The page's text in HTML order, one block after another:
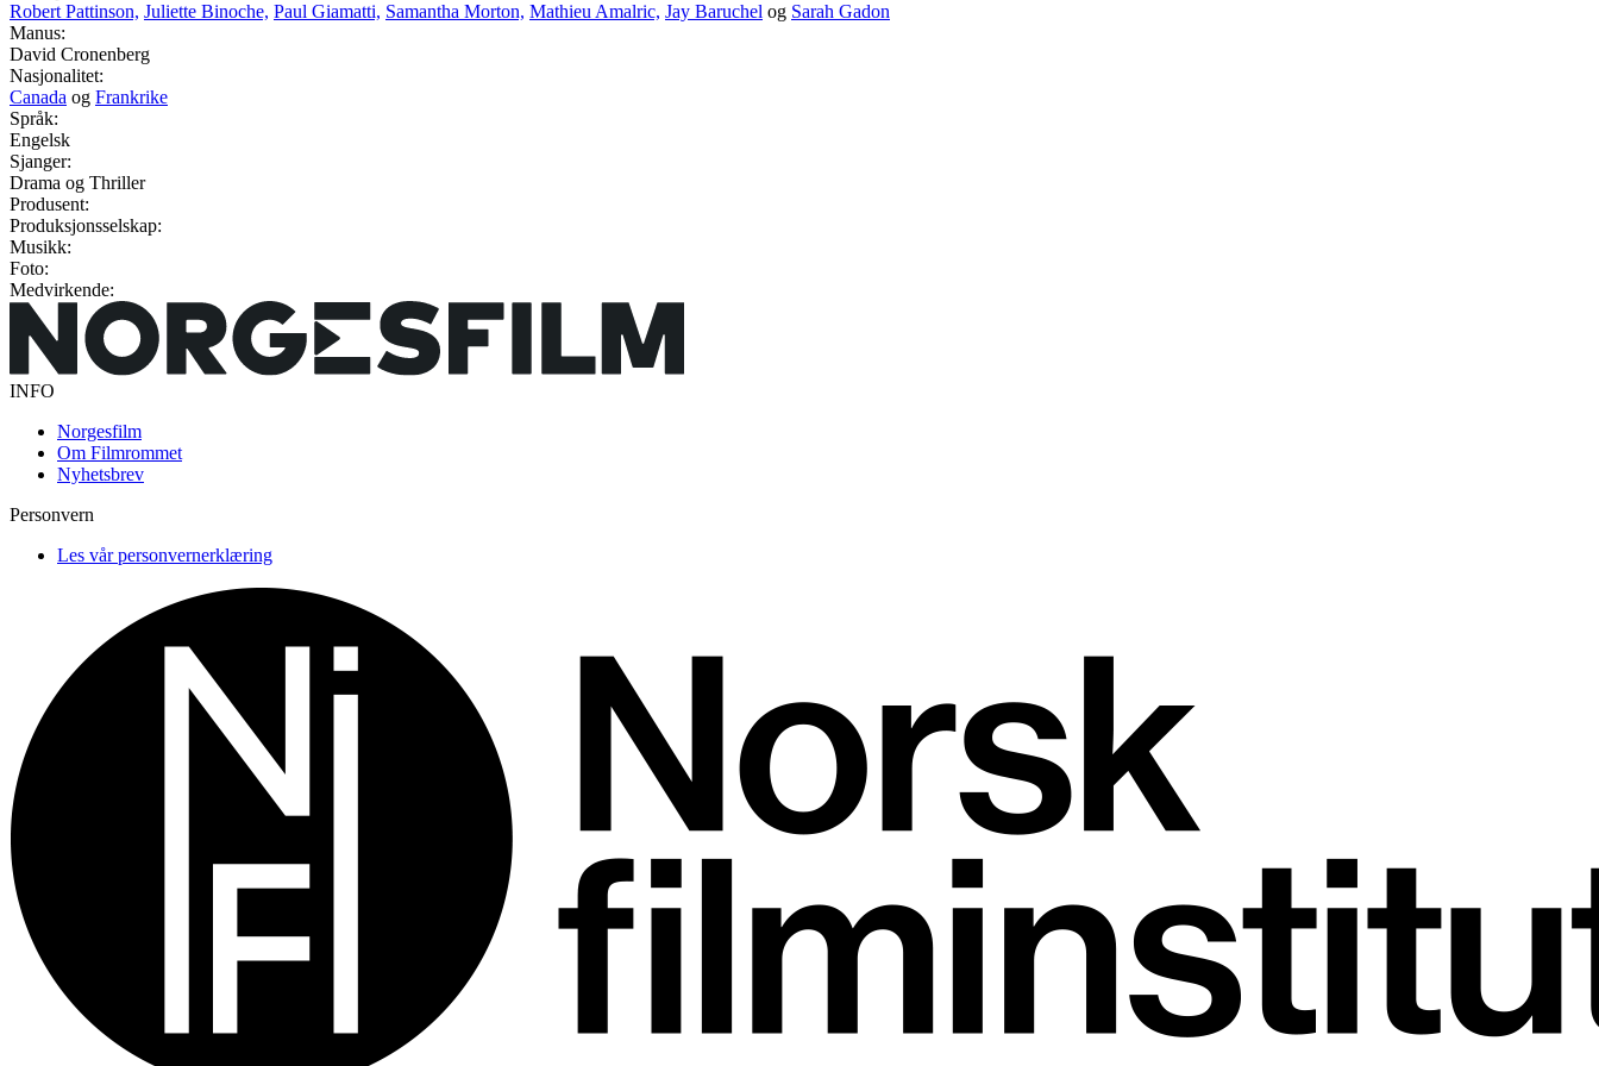
Robert Pattinson, Juliette Binoche, Paul Giamatti, Samantha Morton, Mathieu Amalric, Jay Baruchel og Sarah Gadon
Manus:
David Cronenberg
Nasjonalitet:
Canada og Frankrike
Språk:
Engelsk
Sjanger:
Drama og Thriller
Produsent:
Produksjonsselskap:
Musikk:
Foto:
Medvirkende:
INFO
Norgesfilm
Om Filmrommet
Nyhetsbrev
Personvern
Les vår personvernerklæring